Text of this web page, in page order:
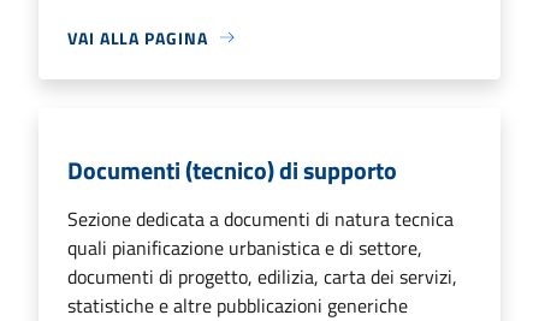
VAI ALLA PAGINA
Documenti (tecnico) di supporto
Sezione dedicata a documenti di natura tecnica
quali pianificazione urbanistica e di settore,
documenti di progetto, edilizia, carta dei servizi,
statistiche e altre pubblicazioni generiche